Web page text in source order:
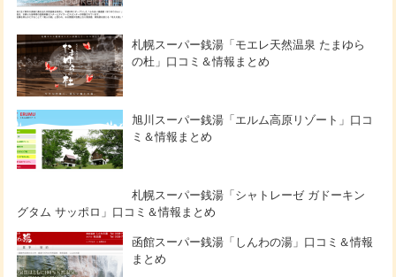
札幌スーパー銭湯「モエレ天然温泉 たまゆら
の杜」口コミ＆情報まとめ
旭川スーパー銭湯「エルム高原リゾート」口コ
ミ＆情報まとめ
札幌スーパー銭湯「シャトレーゼ ガドーキン
グタム サッポロ」口コミ＆情報まとめ
函館スーパー銭湯「しんわの湯」口コミ＆情報
まとめ